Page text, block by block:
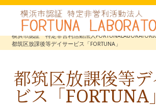
横浜市認証 特定非営利活動法人
都筑区放課後等デイサービス「FORTUNA」
都筑区放課後等デ
ビス「FORTUNA」